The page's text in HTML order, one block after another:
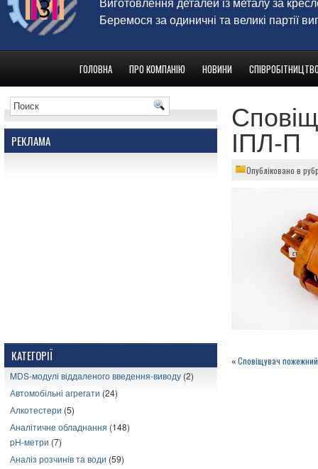
Беремося за одиничні та великі партії
ГОЛОВНА ПРО КОМПАНІЮ НОВИНИ
РЕКЛАМА
КАТЕГОРІЇ
MDS-модулі віддаленого введення-виводу (2)
Автомобільні агрегати (24)
Алкотестери (5)
Аналітичне обладнання (148)
pH-метри (7)
Аналіз розчинів та води (59)
ІПЛ-П
Опубліковано в
«Сповіщувач